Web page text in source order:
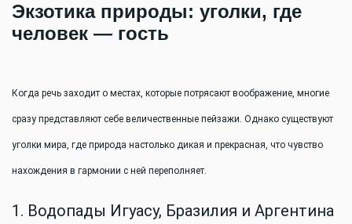
Экзотика природы: уголки, где
человек — гость
Когда речь заходит о местах, которые потрясают воображение, многие
сразу представляют себе величественные пейзажи. Однако существуют
уголки мира, где природа настолько дикая и прекрасная, что чувство
нахождения в гармонии с ней переполняет.
1. Водопады Игуасу, Бразилия и Аргентина